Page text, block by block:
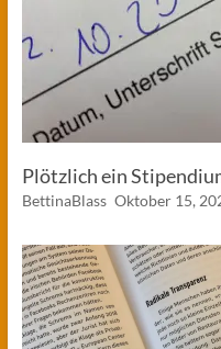
Plötzlich ein
BettinaBlass Oktober 15,